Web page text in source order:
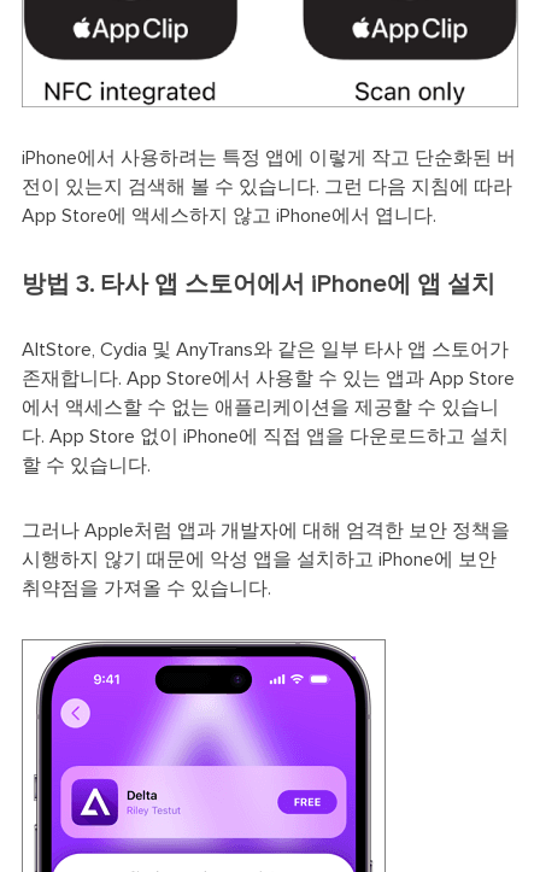
iPhone에서 사용하려는 특정 앱에 이렇게 작고 단순화된 버
전이 있는지 검색해 볼 수 있습니다. 그런 다음 지침에 따라
App Store에 액세스하지 않고 iPhone에서 엽니다.
방법 3. 타사 앱 스토어에서 iPhone에 앱 설치
AltStore, Cydia 및 AnyTrans와 같은 일부 타사 앱 스토어가
존재합니다. App Store에서 사용할 수 있는 앱과 App Store
에서 액세스할 수 없는 애플리케이션을 제공할 수 있습니
다. App Store 없이 iPhone에 직접 앱을 다운로드하고 설치
할 수 있습니다.
그러나 Apple처럼 앱과 개발자에 대해 엄격한 보안 정책을
시행하지 않기 때문에 악성 앱을 설치하고 iPhone에 보안
취약점을 가져올 수 있습니다.